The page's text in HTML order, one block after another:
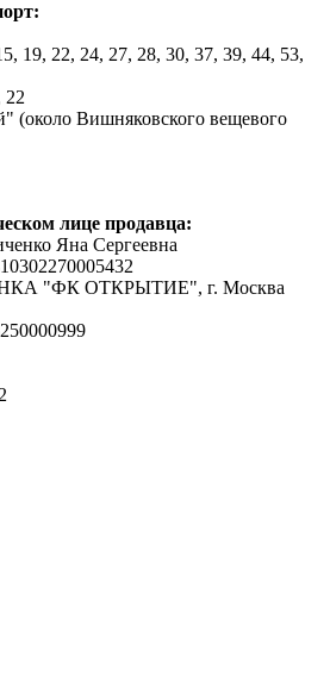
19, 22, 24, 27, 28, 30, 37, 39, 44, 53,
22
(около Вишняковского вещевого
лице продавца:
Яна Сергеевна
"ФК ОТКРЫТИЕ", г. Москва